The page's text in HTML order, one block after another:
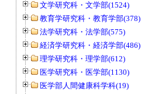
文学研究科・文学部(1524)
教育学研究科・教育学部(378)
法学研究科・法学部(575)
経済学研究科・経済学部(486)
理学研究科・理学部(612)
医学研究科・医学部(1130)
医学部人間健康科学科(19)